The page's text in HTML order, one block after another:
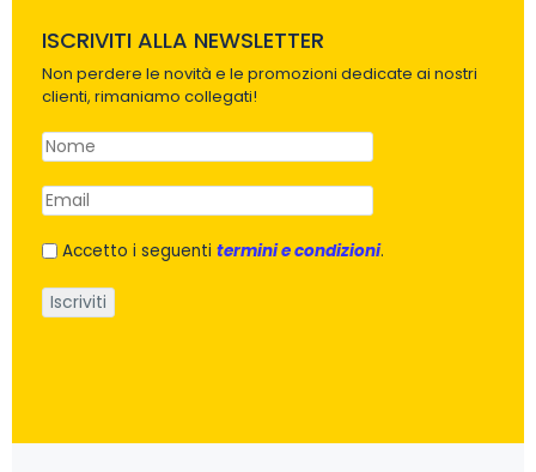
ISCRIVITI ALLA NEWSLETTER
Non perdere le novità e le promozioni dedicate ai nostri
clienti, rimaniamo collegati!
Accetto i seguenti termini e condizioni.